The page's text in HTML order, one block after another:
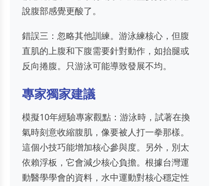
說腹部感覺更酸了。
錯誤三：忽略其他訓練。游泳練核心，但腹
直肌的上腹和下腹需要針對動作，如抬腿或
反向捲腹。只游泳可能導致發展不均。
專家獨家建議
模擬10年經驗專家觀點：游泳時，試著在換
氣時刻意收縮腹肌，像要被人打一拳那樣。
這個小技巧能增加核心參與度。另外，別太
依賴浮板，它會減少核心負擔。根據台灣運
動醫學學會的資料，水中運動對核心穩定性